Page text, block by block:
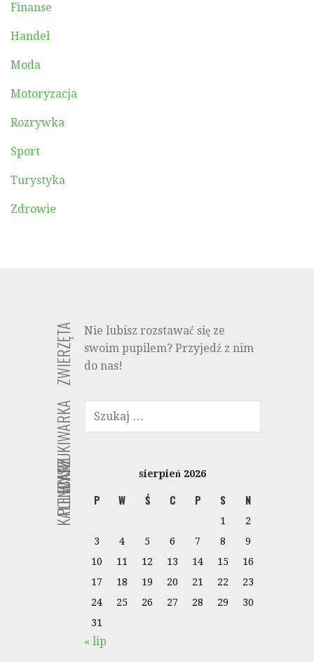
Finanse
Handel
Moda
Motoryzacja
Rozrywka
Sport
Turystyka
Zdrowie
ZWIERZĘTA
Nie lubisz rozstawać się ze
swoim pupilem? Przyjedź z nim
do nas!
WYSZUKIWARKA SZUKAJ:
KALENDARZ sierpień 2026
P W Ś C P S N
1
2
3
4 5 6 7 8
9
10
11 12 13 14 15
16
17
18 19 20 21 22
23
24
25 26 27 28 29
30
31
« lip
POLECANE